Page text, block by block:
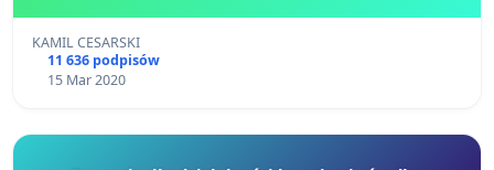
KAMIL CESARSKI
11 636 podpisów
15 Mar 2020